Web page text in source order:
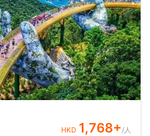
HKD 1,768+ /人